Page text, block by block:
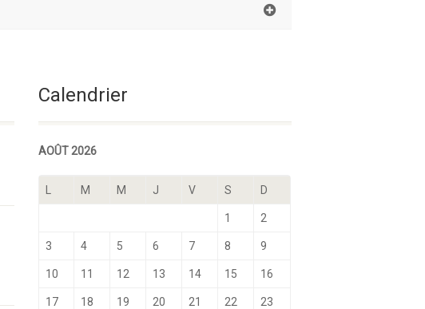
Calendrier
AOÛT 2026
M M J V S D
1 2
3 4 5 6 7 8 9
10 11 12 13 14 15 16
17 18 19 20 21 22 23